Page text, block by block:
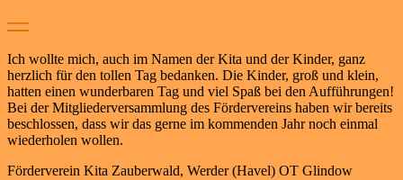
—
Ich wollte mich, auch im Namen der Kita und der Kinder, ganz
herzlich für den tollen Tag bedanken. Die Kinder, groß und klein,
hatten einen wunderbaren Tag und viel Spaß bei den Aufführungen!
Bei der Mitgliederversammlung des Fördervereins haben wir bereits
beschlossen, dass wir das gerne im kommenden Jahr noch einmal
wiederholen wollen.
Förderverein Kita Zauberwald, Werder (Havel) OT Glindow